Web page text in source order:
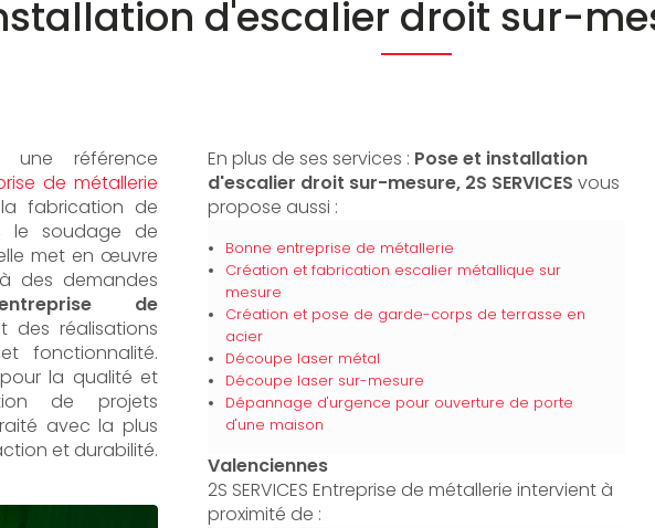
d'escalier droit sur-
référence
de métallerie
fabrication de
le soudage de
met en œuvre
des demandes
de
des réalisations
fonctionnalité.
la qualité et
de projets
avec la plus
et durabilité.
En plus de ses services : Pose et installation
d'escalier droit sur-mesure, 2S SERVICES vous
propose aussi :
Bonne entreprise de métallerie
Création et fabrication escalier métallique sur
mesure
Création et pose de garde-corps de terrasse en
acier
Découpe laser métal
Découpe laser sur-mesure
Dépannage d'urgence pour ouverture de porte
d'une maison
Valenciennes
2S SERVICES Entreprise de métallerie intervient à
proximité de :